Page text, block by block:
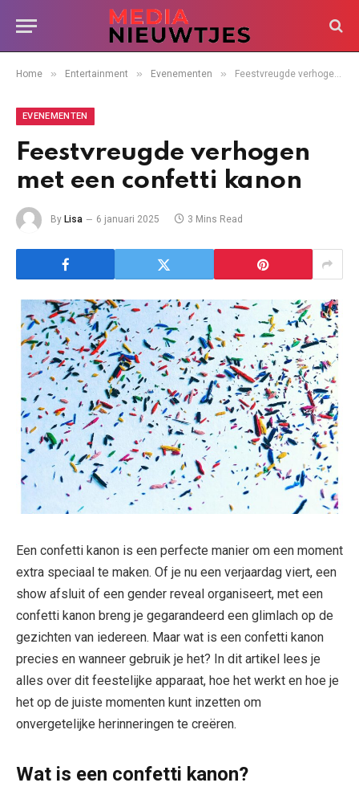
Home » Entertainment » Evenementen » Feestvreugde verhogen met een confetti kanon
EVENEMENTEN
Feestvreugde verhogen
met een confetti kanon
By Lisa 6 januari 2025 3 Mins Read
Een confetti kanon is een perfecte manier om een moment
extra speciaal te maken. Of je nu een verjaardag viert, een
show afsluit of een gender reveal organiseert, met een
confetti kanon breng je gegarandeerd een glimlach op de
gezichten van iedereen. Maar wat is een confetti kanon
precies en wanneer gebruik je het? In dit artikel lees je
alles over dit feestelijke apparaat, hoe het werkt en hoe je
het op de juiste momenten kunt inzetten om
onvergetelijke herinneringen te creëren.
Wat is een confetti kanon?